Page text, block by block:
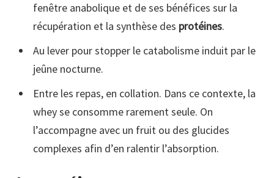
fenêtre anabolique et de ses bénéfices sur la
récupération et la synthèse des protéines.
Au lever pour stopper le catabolisme induit par le
jeûne nocturne.
Entre les repas, en collation. Dans ce contexte, la
whey se consomme rarement seule. On
l’accompagne avec un fruit ou des glucides
complexes afin d’en ralentir l’absorption.